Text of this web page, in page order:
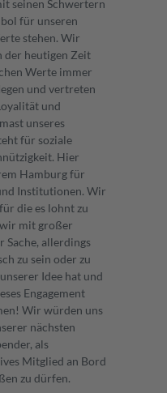
seinen Schwertern
für unseren
stehen. Wir
der heutigen Zeit
Werte immer
und vertreten
und
unseres
für soziale
Hier
Hamburg für
Institutionen. Wir
die es lohnt zu
mit großer
Sache, allerdings
zu sein oder zu
Idee hat und
Engagement
Wir würden uns
nächsten
als
Mitglied an Bord
zu dürfen.